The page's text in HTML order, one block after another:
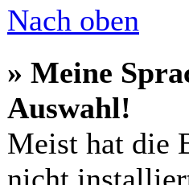
Nach oben
» Meine
Auswahl!
Meist hat die